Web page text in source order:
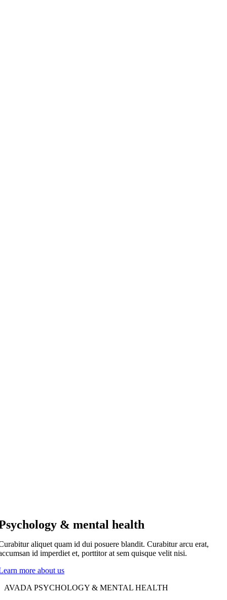
& mental health
aliquet quam id dui posuere blandit. Curabitur arcu erat,
id imperdiet et, porttitor at sem quisque velit nisi.
more about us
AVADA PSYCHOLOGY & MENTAL HEALTH